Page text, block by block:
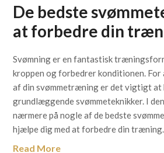
De bedste
at forbedre din
Svømning er en fantastisk
kroppen og forbedrer konditionen. For
af din svømmetræning er det vigtigt at
grundlæggende svømmeteknikker. I
nærmere på nogle af de bedste
hjælpe dig med at forbedre din
Read More